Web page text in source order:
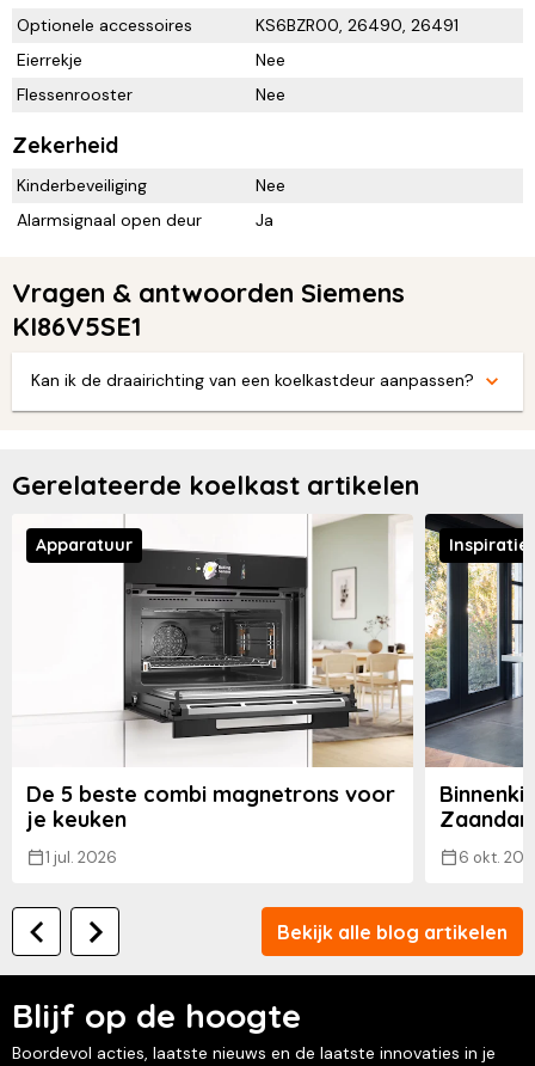
Optionele accessoires
KS6BZR00, 26490, 26491
Eierrekje
Nee
Flessenrooster
Nee
Zekerheid
Kinderbeveiliging
Nee
Alarmsignaal open deur
Ja
Vragen & antwoorden Siemens
KI86V5SE1
Kan ik de draairichting van een koelkastdeur aanpassen?
Gerelateerde koelkast artikelen
Apparatuur
De 5 beste combi magnetrons voor
je keuken
1 jul. 2026
Inspiratie
6 okt.
Bekijk alle blog artikelen
Blijf op de hoogte
Boordevol acties, laatste nieuws en de laatste innovaties in je